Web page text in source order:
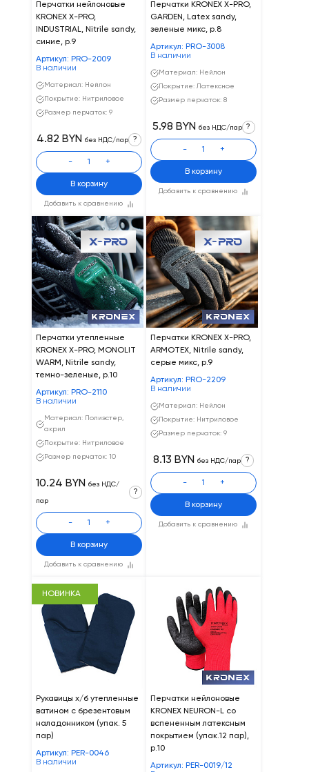
Перчатки нейлоновые
KRONEX X-PRO,
INDUSTRIAL, Nitrile sandy,
синие, р.9
Артикул: PRO-2009
В наличии
Материал: Нейлон
Покрытие: Нитриловое
Размер перчаток: 9
Добавить к сравнению
4.82 BYN без НДС/пар ?
- +
В корзину
Перчатки KRONEX X-PRO,
GARDEN, Latex sandy,
зеленые микс, р.8
Артикул: PRO-3008
В наличии
Материал: Нейлон
Покрытие: Латексное
Размер перчаток: 8
Добавить к сравнению
5.98 BYN без НДС/пар ?
- +
В корзину
Перчатки утепленные
KRONEX X-PRO, MONOLIT
WARM, Nitrile sandy,
темно-зеленые, р.10
Артикул: PRO-2110
В наличии
Материал: Полиэстер,
акрил
Покрытие: Нитриловое
Размер перчаток: 10
Добавить к сравнению
10.24 BYN без НДС/
пар
?
- +
В корзину
Перчатки KRONEX X-PRO,
ARMOTEX, Nitrile sandy,
серые микс, р.9
Артикул: PRO-2209
В наличии
Материал: Нейлон
Покрытие: Нитриловое
Размер перчаток: 9
Добавить к сравнению
8.13 BYN без НДС/пар ?
- +
В корзину
НОВИНКА
Рукавицы х/б утепленные
ватином с брезентовым
наладонником (упак. 5
пар)
Артикул: PER-0046
В наличии
Перчатки нейлоновые
KRONEX NEURON-L со
вспененным латексным
покрытием (упак.12 пар),
р.10
Артикул: PER-0019/12